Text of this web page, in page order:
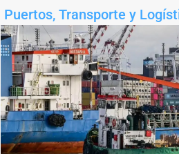
Puertos, Transporte y